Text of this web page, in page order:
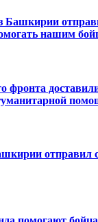
нашим
фронта
отправил